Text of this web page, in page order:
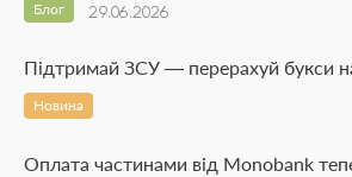
29.06.2026
Блог
Підтримай ЗСУ — перерахуй букси
Новина
Оплата частинами від Monobank